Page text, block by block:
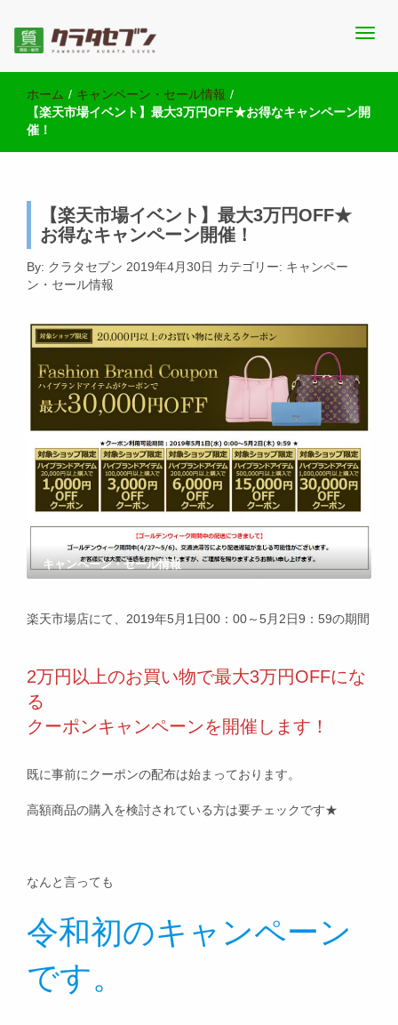
池袋の質屋クラタセブン 公式BLOG
績・販売商品情報や雑記をお届けします。
ホーム / キャンペーン・セール情報 /
【楽天市場イベント】最大3万円OFF★お得なキャンペーン開
催！
【楽天市場イベント】最大3万円OFF★
お得なキャンペーン開催！
By: クラタセブン 2019年4月30日 カテゴリー: キャンペー
ン・セール情報
キャンペーン・セール情報
楽天市場店にて、2019年5月1日00：00～5月2日9：59の期間
2万円以上のお買い物で最大3万円OFFにな
る
クーポンキャンペーンを開催します！
既に事前にクーポンの配布は始まっております。
高額商品の購入を検討されている方は要チェックです★
なんと言っても
令和初のキャンペーン
です。